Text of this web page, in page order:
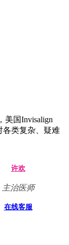
美国Invisalign
各类复杂、疑难
许欢
主治医师
在线客服